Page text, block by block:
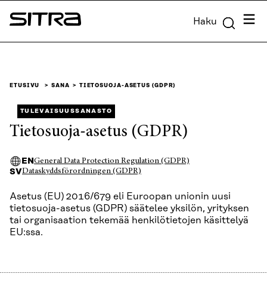
Siirry
suoraan
Sitra Haku
ETUSIVU SANA TIETOSUOJA-ASETUS (GDPR)
TULEVAISUUSSANASTO
Tietosuoja-asetus (GDPR)
EN General Data Protection Regulation (GDPR)
SVDataskyddsförordningen (GDPR)
Asetus (EU) 2016/679 eli Euroopan unionin uusi
tietosuoja-asetus (GDPR) säätelee yksilön, yrityksen
tai organisaation tekemää henkilötietojen käsittelyä
EU:ssa.